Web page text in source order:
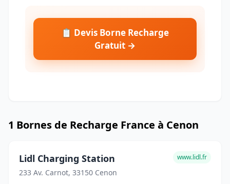
📋 Devis Borne Recharge
Gratuit →
1 Bornes de Recharge France à Cenon
Lidl Charging Station
233 Av. Carnot, 33150 Cenon
www.lidl.fr